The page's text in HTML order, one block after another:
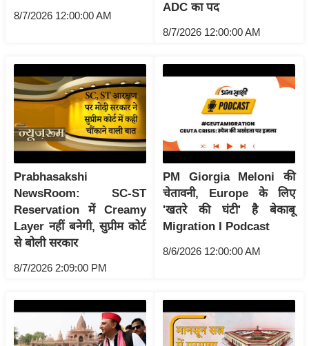
स
रि
ले
न
शि
प
रा
ज
नी
ति
वि
ष
ण
स
8/7/2026 12:00:00 AM
ADC का पद
8/7/2026 12:00:00 AM
Prabhasakshi
NewsRoom: SC-ST
Reservation में Creamy
Layer नहीं बनेगी, सुप्रीम कोर्ट
से बोली सरकार
8/7/2026 2:09:00 PM
PM Giorgia Meloni की
चेतावनी, Europe के लिए
'खतरे की घंटी' है बेकाबू
Migration I Podcast
8/6/2026 12:00:00 AM